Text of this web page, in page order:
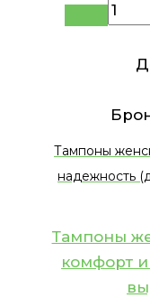
Тампоны
надежность
Тампоны
комфорт